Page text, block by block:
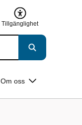
Tillgänglighet
Om oss